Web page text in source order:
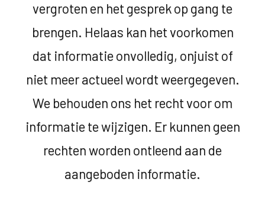
vergroten en het gesprek op gang te
brengen. Helaas kan het voorkomen
dat informatie onvolledig, onjuist of
niet meer actueel wordt weergegeven.
We behouden ons het recht voor om
informatie te wijzigen. Er kunnen geen
rechten worden ontleend aan de
aangeboden informatie.